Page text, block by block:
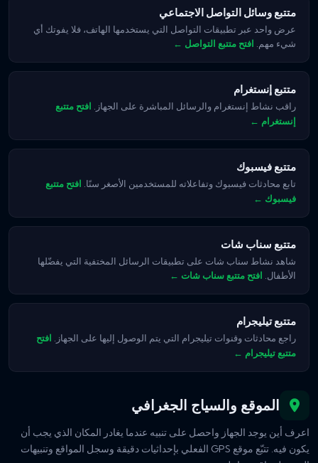
متتبع وسائل التواصل الاجتماعي
عرض واحد عبر تطبيقات التواصل التي يستخدمها الهاتف، فلا يفوتك أي
شيء مهم. افتح متتبع التواصل ←
متتبع إنستغرام
راقب نشاط إنستغرام والرسائل المباشرة على الجهاز. افتح متتبع
إنستغرام ←
متتبع فيسبوك
تابع محادثات فيسبوك وتفاعلاته للمستخدمين الأصغر سنًا. افتح متتبع
فيسبوك ←
متتبع سناب شات
شاهد نشاط سناب شات على تطبيقات الرسائل المختفية التي يفضّلها
الأطفال. افتح متتبع سناب شات ←
متتبع تيليجرام
راجع محادثات وقنوات تيليجرام التي يتم الوصول إليها على الجهاز. افتح
متتبع تيليجرام ←
الموقع والسياج الجغرافي
اعرف أين يوجد الجهاز واحصل على تنبيه عندما يغادر المكان الذي يجب أن
يكون فيه. تتبّع موقع GPS الفعلي بإحداثيات دقيقة وسجل المواقع وتنبيهات